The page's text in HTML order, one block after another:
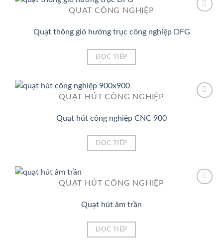
QUẠT CÔNG NGHIỆP
Quạt thông gió hướng trục công nghiệp DFG
ĐỌC TIẾP
QUẠT HÚT CÔNG NGHIỆP
Quạt hút công nghiệp CNC 900
ĐỌC TIẾP
QUẠT HÚT CÔNG NGHIỆP
Quạt hút âm trần
ĐỌC TIẾP